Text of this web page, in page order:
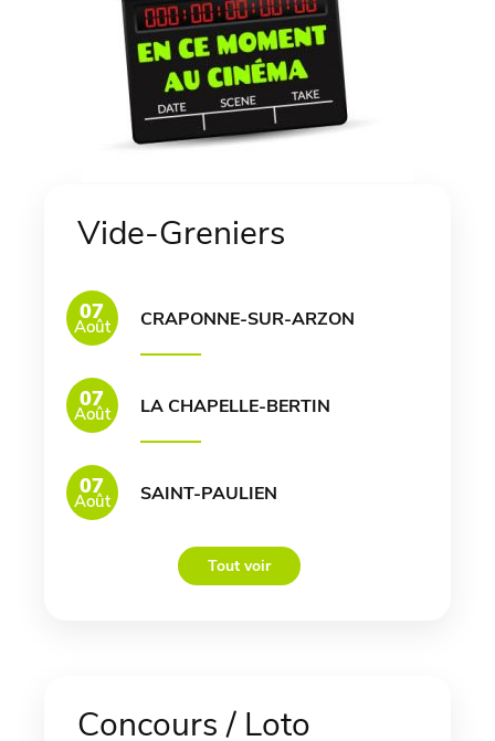
Vide-Greniers
07
Août CRAPONNE-SUR-ARZON
07
Août LA CHAPELLE-BERTIN
07
Août SAINT-PAULIEN
Tout voir
Concours / Loto